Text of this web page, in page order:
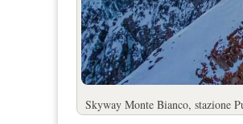
Skyway Monte Bianco, stazione